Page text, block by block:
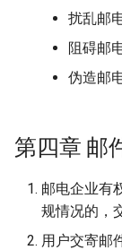
扰乱邮
阻碍邮
伪造邮
第四章 邮
邮电企业有
规情况的，
用户交寄邮